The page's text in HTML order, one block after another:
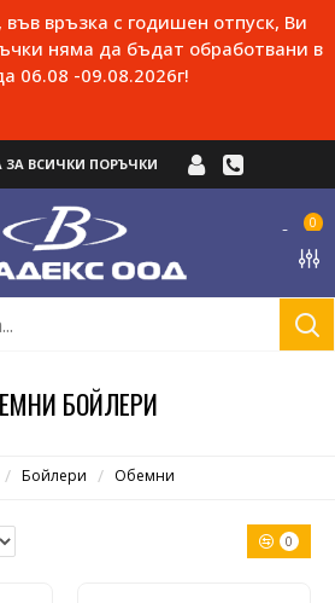
връзка с годишен отпуск, Ви
няма да бъдат обработвани в
06.08 -09.08.2026г!
ЗА ВСИЧКИ ПОРЪЧКИ
0
Бойлери Обемни
БОЙЛЕРИ
0